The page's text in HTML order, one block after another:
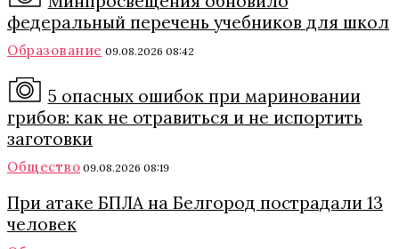
федеральный перечень учебников для школ
Образование 09.08.2026 08:42
5 опасных ошибок при мариновании
грибов: как не отравиться и не испортить
заготовки
Общество 09.08.2026 08:19
При атаке БПЛА на Белгород пострадали 13
человек